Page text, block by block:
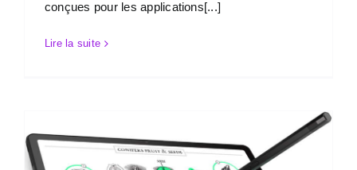
conçues pour les applications[...]
Lire la suite